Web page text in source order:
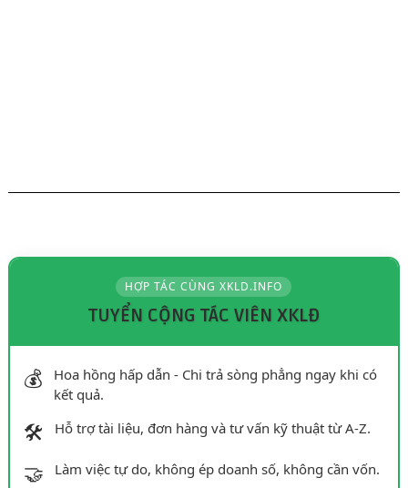
HỢP TÁC CÙNG XKLD.INFO
TUYỂN CỘNG TÁC VIÊN XKLĐ
💰
Hoa hồng hấp dẫn - Chi trả sòng phẳng ngay khi có
kết quả.
🛠️ Hỗ trợ tài liệu, đơn hàng và tư vấn kỹ thuật từ A-Z.
🤝 Làm việc tự do, không ép doanh số, không cần vốn.